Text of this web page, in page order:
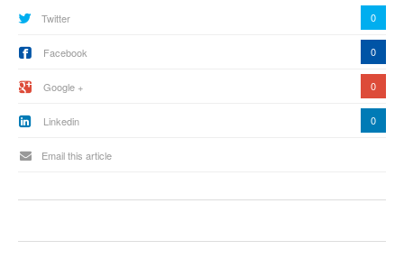
Twitter 0
Facebook 0
Google + 0
Linkedin 0
Email this article